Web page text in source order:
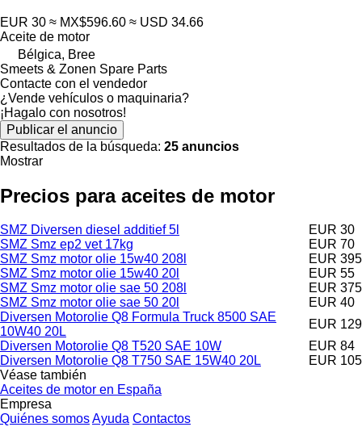
EUR 30 ≈ MX$596.60 ≈ USD 34.66
Aceite de motor
Bélgica, Bree
Smeets & Zonen Spare Parts
Contacte con el vendedor
¿Vende vehículos o maquinaria?
¡Hagalo con nosotros!
Publicar el anuncio
Resultados de la búsqueda: 25 anuncios
Mostrar
Precios para aceites de motor
SMZ Diversen diesel additief 5l
EUR 30
SMZ Smz ep2 vet 17kg
EUR 70
SMZ Smz motor olie 15w40 208l
EUR 395
SMZ Smz motor olie 15w40 20l
EUR 55
SMZ Smz motor olie sae 50 208l
EUR 375
SMZ Smz motor olie sae 50 20l
EUR 40
Diversen Motorolie Q8 Formula Truck 8500 SAE
10W40 20L
EUR 129
Diversen Motorolie Q8 T520 SAE 10W
EUR 84
Diversen Motorolie Q8 T750 SAE 15W40 20L
EUR 105
Véase también
Aceites de motor en España
Empresa
Quiénes somosAyuda Contactos